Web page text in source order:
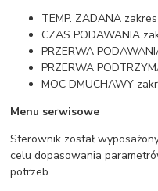
TEMP. ZADANA
CZAS PODAWANIA
PRZERWA
PRZERWA
MOC DMUCHAWY
Menu serwisowe
Sterownik został
celu dopasowania
potrzeb.